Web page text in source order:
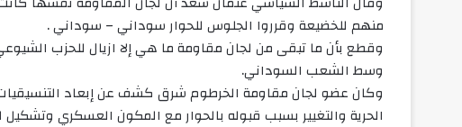
منهم للخضيعة وقرروا الجلوس للحوار سوداني – سوداني .
وقطع بأن ما تبقى من لجان مقاومة ما هي إلا ازيال للحزب
وسط الشعب السوداني.
وكان عضو لجان مقاومة الخرطوم شرق كشف عن إبعاد
الحرية والتغيير بسبب قبوله بالحوار مع المكون العسكري وتشكيل لجنة